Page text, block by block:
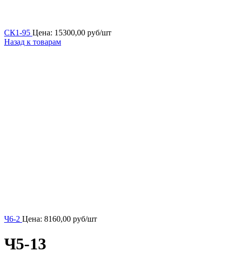
СК1-95 Цена: 15300,00 руб/шт
Назад к товарам
Ч6-2 Цена: 8160,00 руб/шт
Ч5-13